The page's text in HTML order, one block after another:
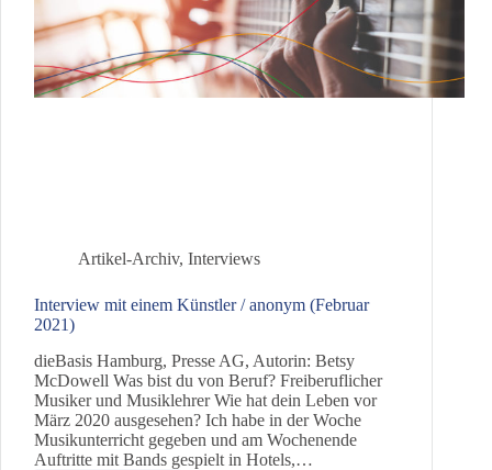
Artikel-Archiv, Interviews
Interview mit einem Künstler / anonym (Februar
2021)
dieBasis Hamburg, Presse AG, Autorin: Betsy
McDowell Was bist du von Beruf? Freiberuflicher
Musiker und Musiklehrer Wie hat dein Leben vor
März 2020 ausgesehen? Ich habe in der Woche
Musikunterricht gegeben und am Wochenende
Auftritte mit Bands gespielt in Hotels,…